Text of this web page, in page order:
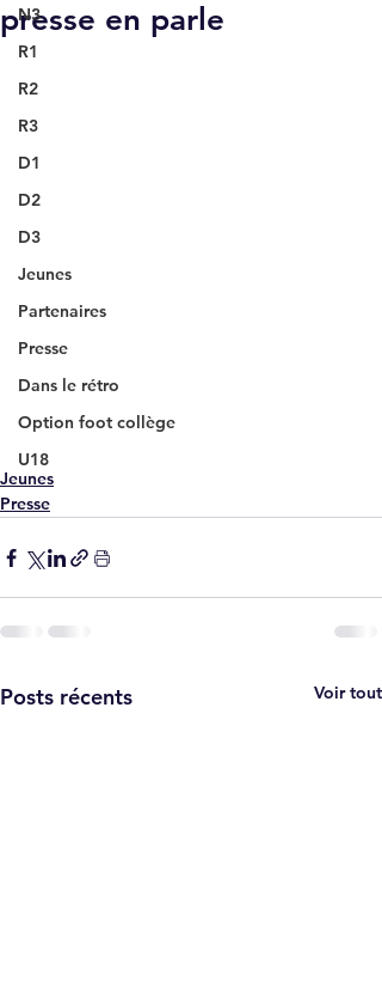
N3
R1
R2
R3
D1
D2
D3
Jeunes
Partenaires
Presse
Dans le rétro
Option foot collège
U18
presse en parle
Jeunes
Presse
Posts récents Voir tout